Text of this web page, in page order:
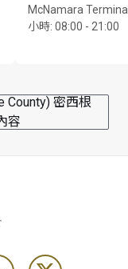
McNamara
小時: 08:00 - 21:00
County) 密西根
容